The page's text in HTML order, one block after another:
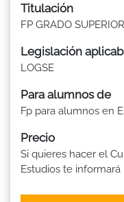
Titulación
FP GRADO SUPERIOR
Legislación
LOGSE
Para alumnos de
Fp para alumnos en
Precio
Si quieres hacer el
Estudios te